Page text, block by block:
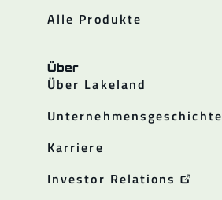
Alle Produkte
Über
Über Lakeland
Unternehmensgeschichte
Karriere
Investor Relations